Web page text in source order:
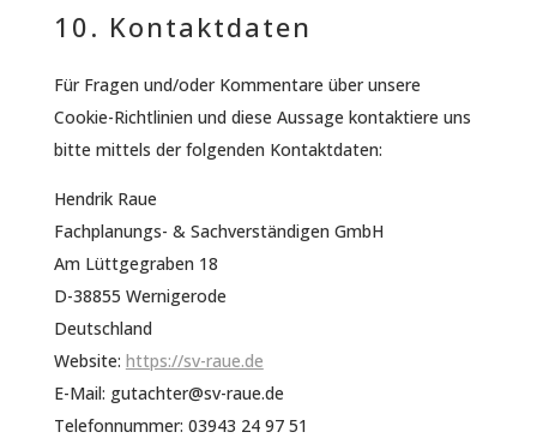
10. Kontaktdaten
Für Fragen und/oder Kommentare über unsere
Cookie-Richtlinien und diese Aussage kontaktiere uns
bitte mittels der folgenden Kontaktdaten:
Hendrik Raue
Fachplanungs- & Sachverständigen GmbH
Am Lüttgegraben 18
D-38855 Wernigerode
Deutschland
Website: https://sv-raue.de
E-Mail: gutachter@sv-raue.de
Telefonnummer: 03943 24 97 51